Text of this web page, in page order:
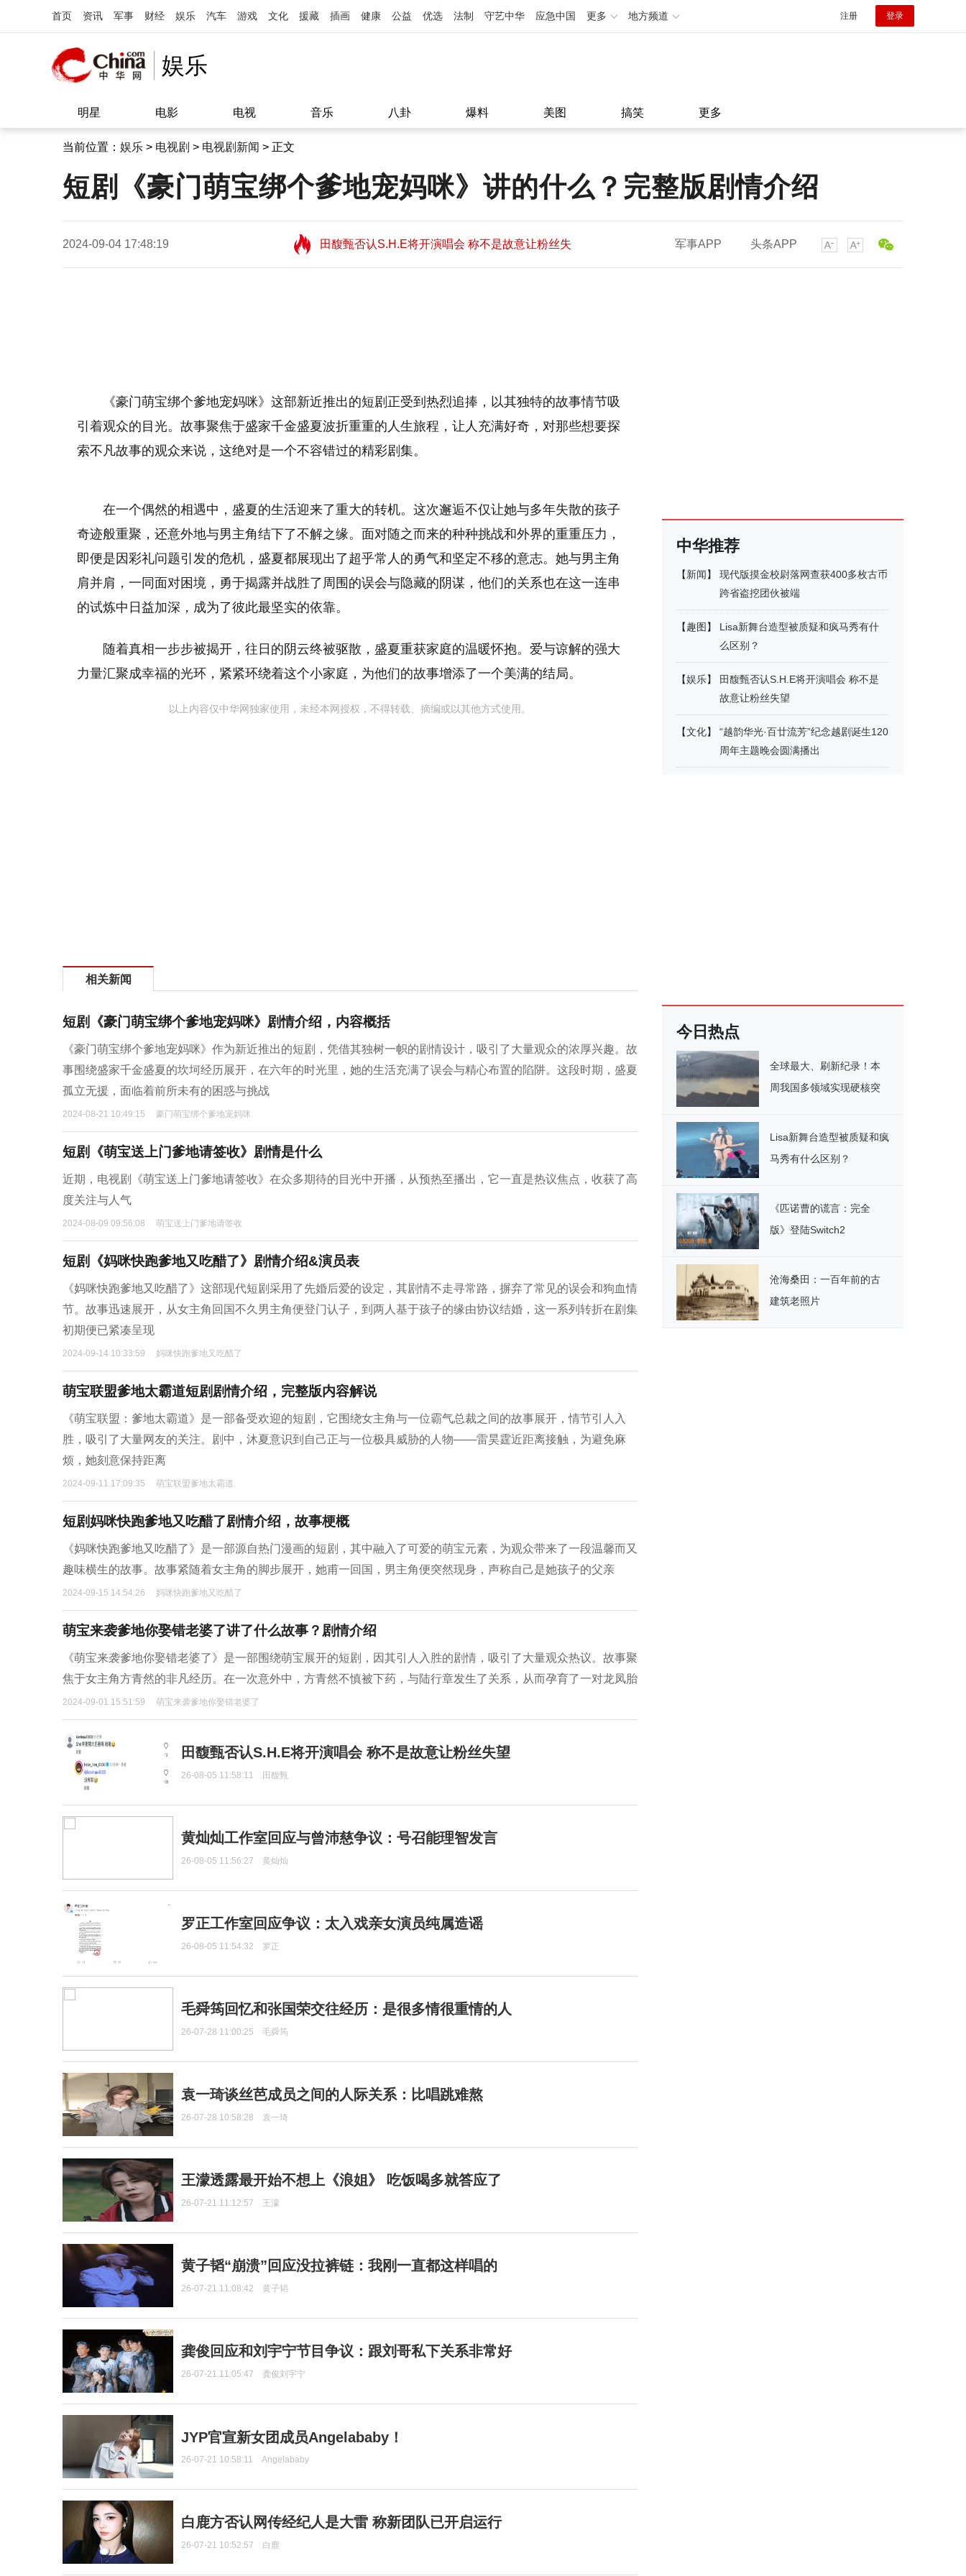
首页 资讯 军事 财经 娱乐 汽车 游戏 文化 援藏 插画 健康 公益 优选 法制 守艺中华 应急中国 更多 地方频道 注册 登录
娱乐
明星 电影 电视 音乐 八卦 爆料 美图 搞笑 更多
当前位置： 娱乐 > 电视剧 > 电视剧新闻 > 正文
短剧《豪门萌宝绑个爹地宠妈咪》讲的什么？完整版剧情介绍
2024-09-04 17:48:19
田馥甄否认S.H.E将开演唱会 称不是故意让粉丝失
望11:08
田馥甄否认S.H.E将开演唱会 称不是故意让粉丝失
军事APP 头条APP
《豪门萌宝绑个爹地宠妈咪》这部新近推出的短剧正受到热烈追捧，以其独特的故事情节吸
引着观众的目光。故事聚焦于盛家千金盛夏波折重重的人生旅程，让人充满好奇，对那些想要探
索不凡故事的观众来说，这绝对是一个不容错过的精彩剧集。
在一个偶然的相遇中，盛夏的生活迎来了重大的转机。这次邂逅不仅让她与多年失散的孩子
奇迹般重聚，还意外地与男主角结下了不解之缘。面对随之而来的种种挑战和外界的重重压力，
即便是因彩礼问题引发的危机，盛夏都展现出了超乎常人的勇气和坚定不移的意志。她与男主角
肩并肩，一同面对困境，勇于揭露并战胜了周围的误会与隐藏的阴谋，他们的关系也在这一连串
的试炼中日益加深，成为了彼此最坚实的依靠。
随着真相一步步被揭开，往日的阴云终被驱散，盛夏重获家庭的温暖怀抱。爱与谅解的强大
力量汇聚成幸福的光环，紧紧环绕着这个小家庭，为他们的故事增添了一个美满的结局。
以上内容仅中华网独家使用，未经本网授权，不得转载、摘编或以其他方式使用。
相关新闻
短剧《豪门萌宝绑个爹地宠妈咪》剧情介绍，内容概括
《豪门萌宝绑个爹地宠妈咪》作为新近推出的短剧，凭借其独树一帜的剧情设计，吸引了大量观众的浓厚兴趣。故
事围绕盛家千金盛夏的坎坷经历展开，在六年的时光里，她的生活充满了误会与精心布置的陷阱。这段时期，盛夏
孤立无援，面临着前所未有的困惑与挑战
2024-08-21 10:49:15 豪门萌宝绑个爹地宠妈咪
短剧《萌宝送上门爹地请签收》剧情是什么
近期，电视剧《萌宝送上门爹地请签收》在众多期待的目光中开播，从预热至播出，它一直是热议焦点，收获了高
度关注与人气
2024-08-09 09:56:08 萌宝送上门爹地请签收
短剧《妈咪快跑爹地又吃醋了》剧情介绍&演员表
《妈咪快跑爹地又吃醋了》这部现代短剧采用了先婚后爱的设定，其剧情不走寻常路，摒弃了常见的误会和狗血情
节。故事迅速展开，从女主角回国不久男主角便登门认子，到两人基于孩子的缘由协议结婚，这一系列转折在剧集
初期便已紧凑呈现
2024-09-14 10:33:59 妈咪快跑爹地又吃醋了
萌宝联盟爹地太霸道短剧剧情介绍，完整版内容解说
《萌宝联盟：爹地太霸道》是一部备受欢迎的短剧，它围绕女主角与一位霸气总裁之间的故事展开，情节引人入
胜，吸引了大量网友的关注。剧中，沐夏意识到自己正与一位极具威胁的人物——雷昊霆近距离接触，为避免麻
烦，她刻意保持距离
2024-09-11 17:09:35 萌宝联盟爹地太霸道
短剧妈咪快跑爹地又吃醋了剧情介绍，故事梗概
《妈咪快跑爹地又吃醋了》是一部源自热门漫画的短剧，其中融入了可爱的萌宝元素，为观众带来了一段温馨而又
趣味横生的故事。故事紧随着女主角的脚步展开，她甫一回国，男主角便突然现身，声称自己是她孩子的父亲
2024-09-15 14:54:26 妈咪快跑爹地又吃醋了
萌宝来袭爹地你娶错老婆了讲了什么故事？剧情介绍
《萌宝来袭爹地你娶错老婆了》是一部围绕萌宝展开的短剧，因其引人入胜的剧情，吸引了大量观众热议。故事聚
焦于女主角方青然的非凡经历。在一次意外中，方青然不慎被下药，与陆行章发生了关系，从而孕育了一对龙凤胎
2024-09-01 15:51:59 萌宝来袭爹地你娶错老婆了
田馥甄否认S.H.E将开演唱会 称不是故意让粉丝失望
26-08-05 11:58:11 田馥甄
黄灿灿工作室回应与曾沛慈争议：号召能理智发言
26-08-05 11:56:27 黄灿灿
罗正工作室回应争议：太入戏亲女演员纯属造谣
26-08-05 11:54:32 罗正
毛舜筠回忆和张国荣交往经历：是很多情很重情的人
26-07-28 11:00:25 毛舜筠
袁一琦谈丝芭成员之间的人际关系：比唱跳难熬
26-07-28 10:58:28 袁一琦
王濛透露最开始不想上《浪姐》 吃饭喝多就答应了
26-07-21 11:12:57 王濛
黄子韬“崩溃”回应没拉裤链：我刚一直都这样唱的
26-07-21 11:08:42 黄子韬
龚俊回应和刘宇宁节目争议：跟刘哥私下关系非常好
26-07-21 11:05:47 龚俊刘宇宁
JYP官宣新女团成员Angelababy！
26-07-21 10:58:11 Angelababy
白鹿方否认网传经纪人是大雷 称新团队已开启运行
26-07-21 10:52:57 白鹿
中华推荐
【新闻】
现代版摸金校尉落网查获400多枚古币
跨省盗挖团伙被端
【趣图 】
Lisa新舞台造型被质疑和疯马秀有什
么区别？
【娱乐】
田馥甄否认S.H.E将开演唱会 称不是
故意让粉丝失望
【文化】
“越韵华光·百廿流芳”纪念越剧诞生120
周年主题晚会圆满播出
今日热点
全球最大、刷新纪录！本
周我国多领域实现硬核突
Lisa新舞台造型被质疑和疯
马秀有什么区别？
《匹诺曹的谎言：完全
版》登陆Switch2
沧海桑田：一百年前的古
建筑老照片